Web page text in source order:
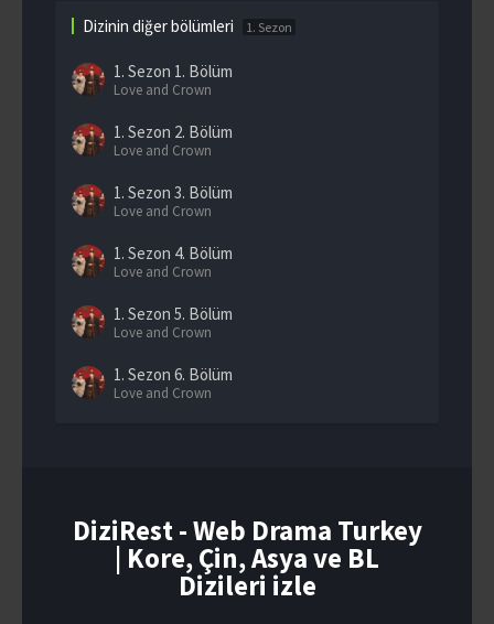
Dizinin diğer bölümleri 1. Sezon
1. Sezon 1. Bölüm
Love and Crown
1. Sezon 2. Bölüm
Love and Crown
1. Sezon 3. Bölüm
Love and Crown
1. Sezon 4. Bölüm
Love and Crown
1. Sezon 5. Bölüm
Love and Crown
1. Sezon 6. Bölüm
Love and Crown
1. Sezon9. Bölüm
Love and Crown
DiziRest - Web Drama Turkey
| Kore, Çin, Asya ve BL
Dizileri izle